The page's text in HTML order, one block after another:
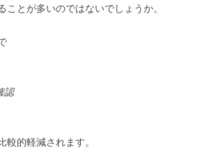
ことが多いのではないでしょうか。
認
的軽減されます。